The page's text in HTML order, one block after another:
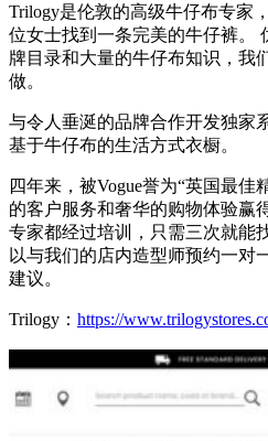
Trilogy是伦敦的高级牛仔布专家
位女士找到一条完美的牛仔裤。
牌目录和大量的牛仔布知识，我
做。
与令人垂涎的品牌合作开发独家
基于牛仔布的生活方式衣橱。
四年来，被Vogue誉为“英国最佳
的客户服务和奢华的购物体验赢
专家都经过培训，只需三次就能
以与我们的店内造型师预约一对
建议。
Trilogy： https://